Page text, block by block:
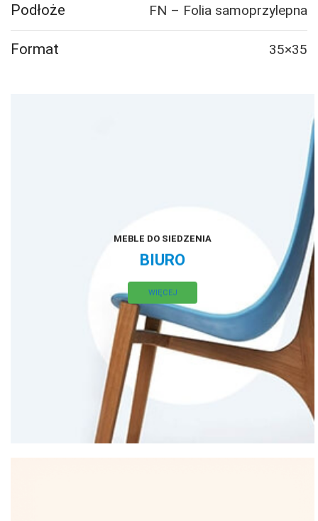
Podłoże FN – Folia samoprzylepna
Format 35×35
MEBLE DO SIEDZENIA
BIURO
WIĘCEJ